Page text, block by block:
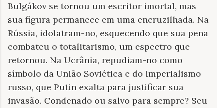
Bulgákov se tornou um escritor imortal, mas
sua figura permanece em uma encruzilhada. Na
Rússia, idolatram-no, esquecendo que sua pena
combateu o totalitarismo, um espectro que
retornou. Na Ucrânia, repudiam-no como
símbolo da União Soviética e do imperialismo
russo, que Putin exalta para justificar sua
invasão. Condenado ou salvo para sempre? Seu